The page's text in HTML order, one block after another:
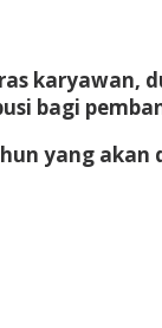
bagi
yang akan